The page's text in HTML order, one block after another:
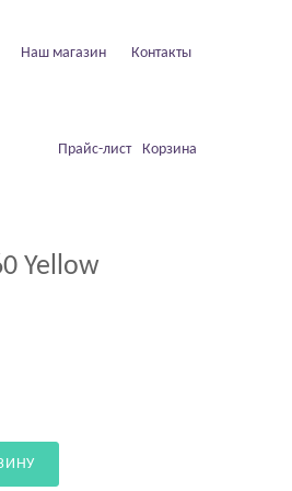
Наш магазин Контакты
Прайс-лист Корзина
Yellow